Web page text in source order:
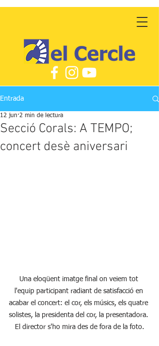
Entrada
Secció Corals: A TEMPO;
concert desè aniversari
12 jun 2 min de lectura
Una eloqüent imatge final on veiem tot
l'equip participant radiant de satisfacció en
acabar el concert: el cor, els músics, els quatre
solistes, la presidenta del cor, la presentadora.
El director s'ho mira des de fora de la foto.